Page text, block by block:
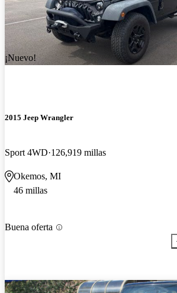
¡Nuevo!
2015 Jeep Wrangler
Sport 4WD 126,919 millas
Okemos, MI
46 millas
Buena oferta